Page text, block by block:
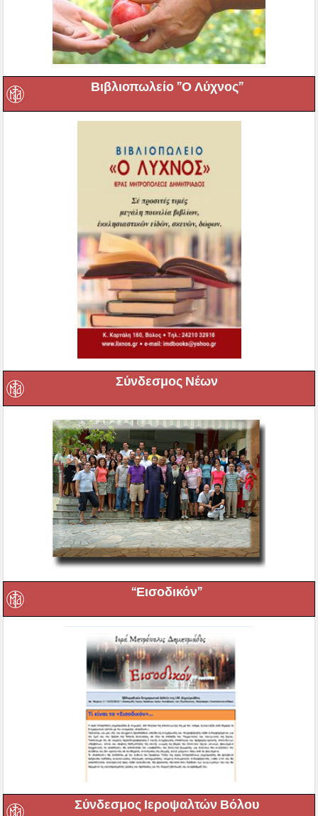
Βιβλιοπωλείο ”Ο Λύχνος”
Σύνδεσμος Νέων
“Εισοδικόν”
Σύνδεσμος Ιεροψαλτών Βόλου